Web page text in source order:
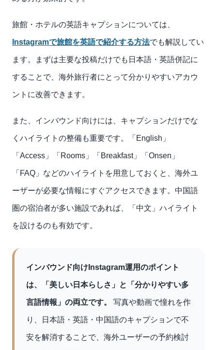
旅館・ホテルの英語キャプションについては、
Instagramで旅館を英語で紹介する方法でも解説してい
ます。まずは主要な投稿だけでも日本語・英語併記に
することで、海外旅行者にとって分かりやすいアカウ
ントに改善できます。
また、インバウンド向けには、キャプションだけでな
くハイライトの整備も重要です。「English」
「Access」「Rooms」「Breakfast」「Onsen」
「FAQ」などのハイライトを用意しておくと、海外ユ
ーザーが必要な情報にすぐアクセスできます。中国語
圏の宿泊者が多い施設であれば、「中文」ハイライト
を設けるのも有効です。
インバウンド向けInstagram運用のポイント
は、「美しい日本らしさ」と「分かりやすい多
言語情報」の両立です。 写真や動画で憧れを作
り、日本語・英語・中国語のキャプションで不
安を解消することで、海外ユーザーの予約検討